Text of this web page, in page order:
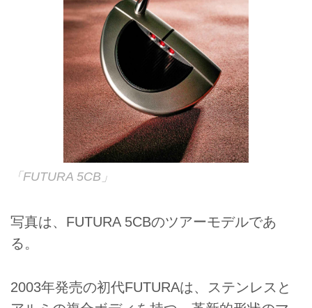
「FUTURA 5CB」
写真は、FUTURA 5CBのツアーモデルであ
る。
2003年発売の初代FUTURAは、ステンレスと